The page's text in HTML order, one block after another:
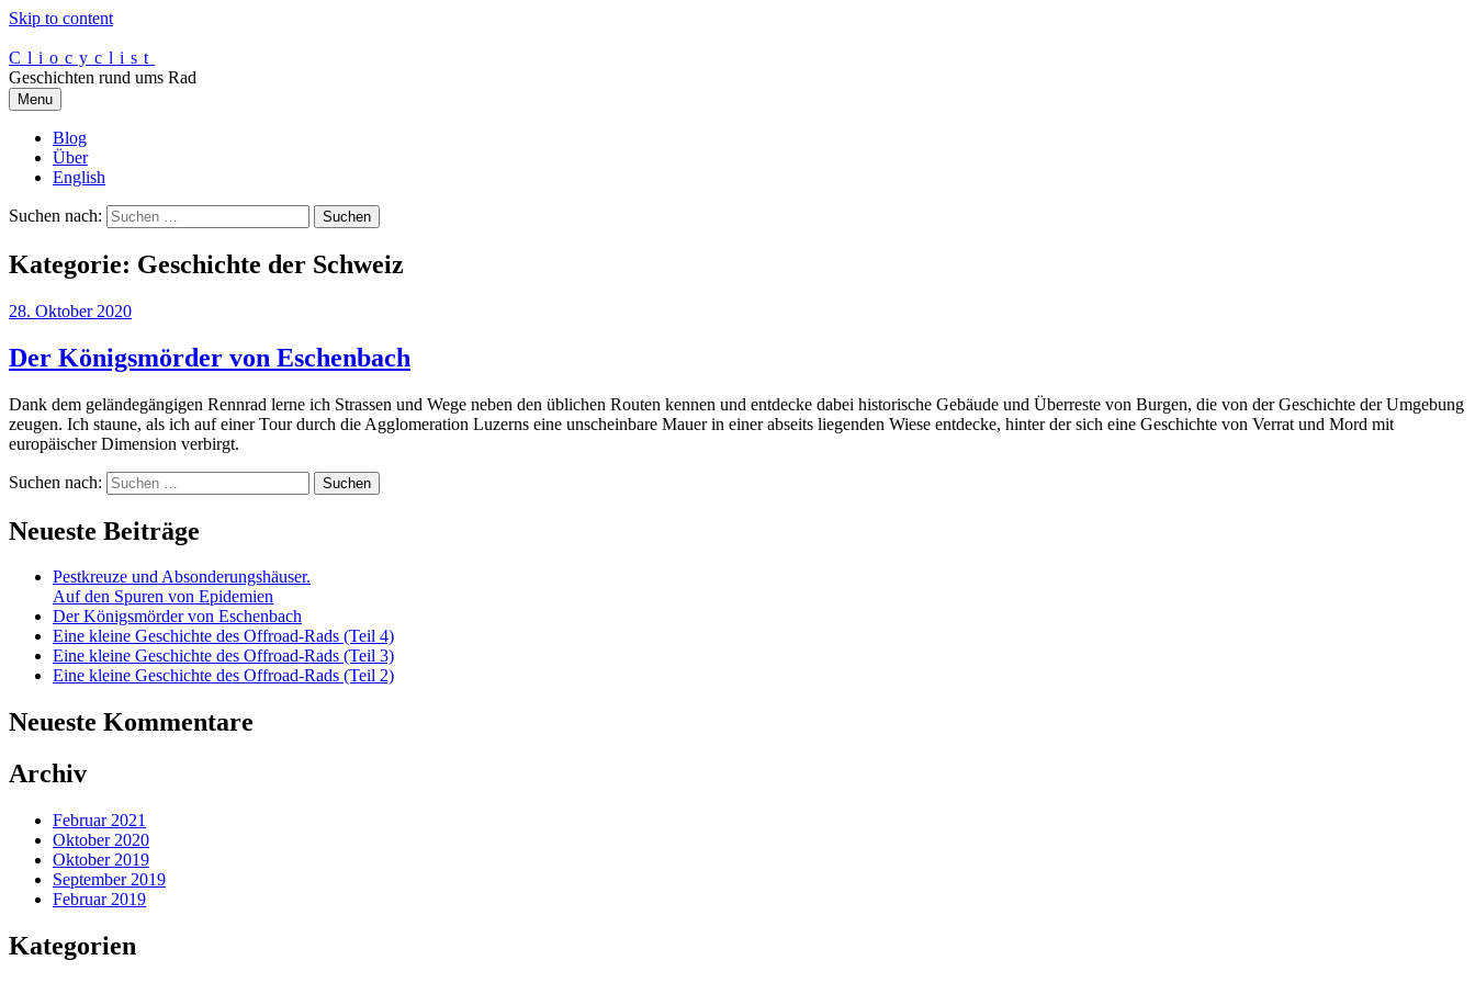
Skip to content
Cliocyclist
Geschichten rund ums Rad
Menu
Blog
Über
English
Suchen nach:
Kategorie: Geschichte der Schweiz
28. Oktober 2020
Der Königsmörder von Eschenbach
Dank dem geländegängigen Rennrad lerne ich Strassen und Wege neben den üblichen Routen kennen und entdecke dabei historische Gebäude und Überreste von Burgen, die von der Geschichte der Umgebung
zeugen. Ich staune, als ich auf einer Tour durch die Agglomeration Luzerns eine unscheinbare Mauer in einer abseits liegenden Wiese entdecke, hinter der sich eine Geschichte von Verrat und Mord mit
europäischer Dimension verbirgt.
Suchen nach:
Neueste Beiträge
Pestkreuze und Absonderungshäuser.
Auf den Spuren von Epidemien
Der Königsmörder von Eschenbach
Eine kleine Geschichte des Offroad-Rads (Teil 4)
Eine kleine Geschichte des Offroad-Rads (Teil 3)
Eine kleine Geschichte des Offroad-Rads (Teil 2)
Neueste Kommentare
Archiv
Februar 2021
Oktober 2020
Oktober 2019
September 2019
Februar 2019
Kategorien